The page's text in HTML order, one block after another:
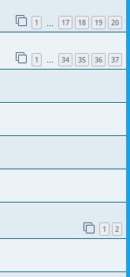
1 17 18 19 20
1 … 34 35 36 37
1 2